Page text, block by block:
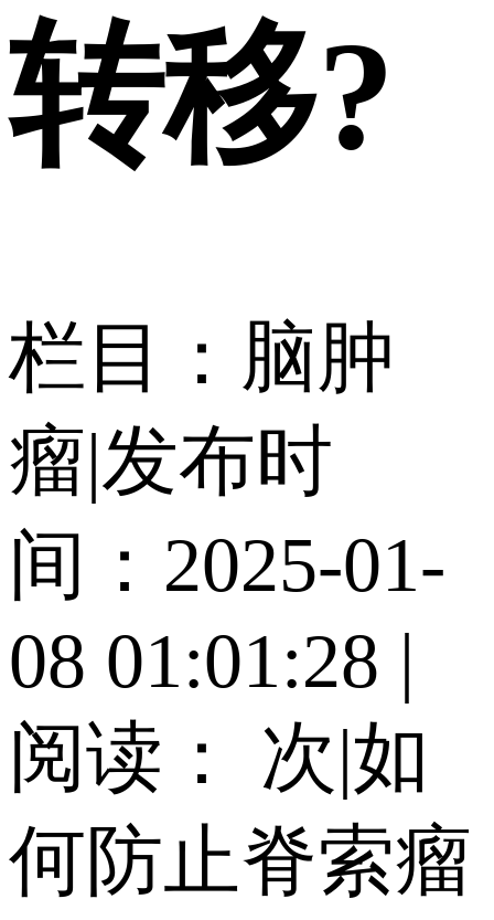
转移?
栏目：脑肿
瘤|发布时
间：2025-01-
08 01:01:28 |
阅读： 次|如
何防止脊索瘤